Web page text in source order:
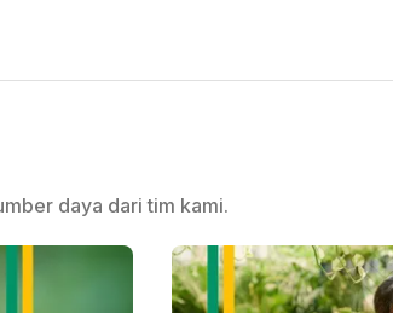
daya dari tim kami.